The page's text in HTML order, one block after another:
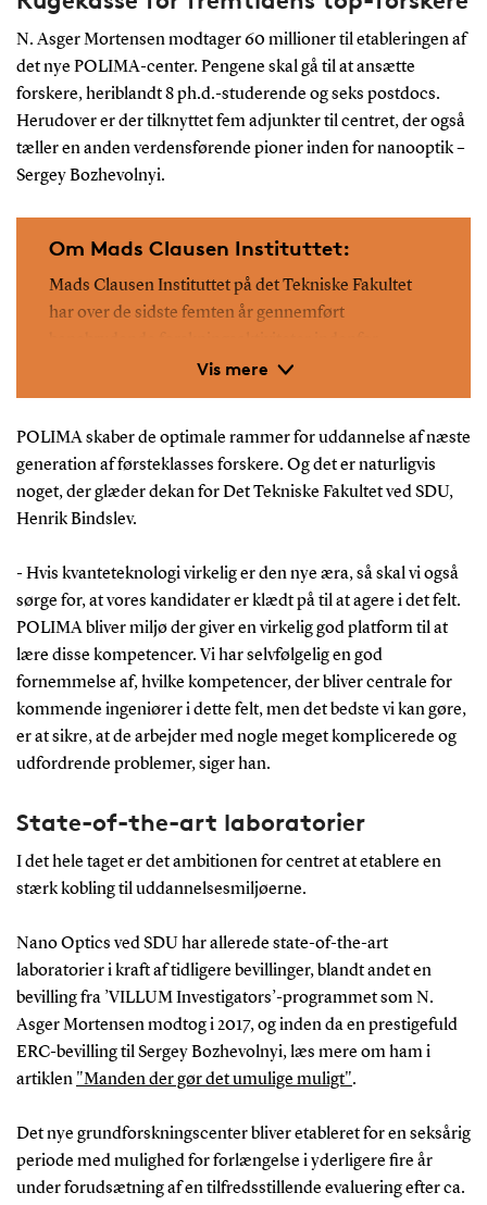
N. Asger Mortensen modtager 60 millioner til etableringen af
det nye POLIMA-center. Pengene skal gå til at ansætte
forskere, heriblandt 8 ph.d.-studerende og seks postdocs.
Herudover er der tilknyttet fem adjunkter til centret, der også
tæller en anden verdensførende pioner inden for nanooptik –
Sergey Bozhevolnyi.
Vis mere
Om Mads Clausen Instituttet:
Mads Clausen Instituttet på det Tekniske Fakultet
har over de sidste femten år gennemført
nanoforskning, både på Center Nano Optics i
Odense og Center NanoSYD i Sønderborg. Begge
Teknologiuddannelser på SDU.
POLIMA ligger som nyt grundforskningscenter
under Mads Clausen Instituttet og udvider betydeligt
POLIMA skaber dermed sammen med de
eksisterende centre grundlag for både unikke
forsknings- og udviklingsaktiviteter, såvel som
undervisningsaktiviteter i fotoner, materialer og
kvantefysik.
POLIMA skaber de optimale rammer for uddannelse af næste
generation af førsteklasses forskere. Og det er naturligvis
noget, der glæder dekan for Det Tekniske Fakultet ved SDU,
Henrik Bindslev.
- Hvis kvanteteknologi virkelig er den nye æra, så skal vi også
sørge for, at vores kandidater er klædt på til at agere i det felt.
POLIMA bliver miljø der giver en virkelig god platform til at
lære disse kompetencer. Vi har selvfølgelig en god
fornemmelse af, hvilke kompetencer, der bliver centrale for
kommende ingeniører i dette felt, men det bedste vi kan gøre,
er at sikre, at de arbejder med nogle meget komplicerede og
udfordrende problemer, siger han.
State-of-the-art laboratorier
I det hele taget er det ambitionen for centret at etablere en
stærk kobling til uddannelsesmiljøerne.
Nano Optics ved SDU har allerede state-of-the-art
laboratorier i kraft af tidligere bevillinger, blandt andet en
bevilling fra ’VILLUM Investigators’-programmet som N.
Asger Mortensen modtog i 2017, og inden da en prestigefuld
ERC-bevilling til Sergey Bozhevolnyi, læs mere om ham i
artiklen "Manden der gør det umulige muligt".
Det nye grundforskningscenter bliver etableret for en seksårig
periode med mulighed for forlængelse i yderligere fire år
under forudsætning af en tilfredsstillende evaluering efter ca.